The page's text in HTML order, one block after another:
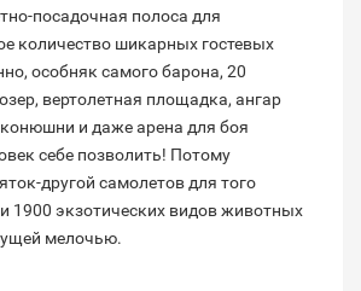
посадочная полоса для
количество шикарных гостевых
особняк самого барона, 20
вертолетная площадка, ангар
и даже арена для боя
себе позволить! Потому
другой самолетов для того
1900 экзотических видов животных
мелочью.